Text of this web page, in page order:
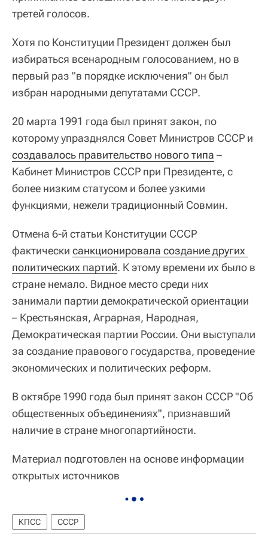
третей голосов.
Хотя по Конституции Президент должен был
избираться всенародным голосованием, но в
первый раз "в порядке исключения" он был
избран народными депутатами СССР.
20 марта 1991 года был принят закон, по
которому упразднялся Совет Министров СССР и
создавалось правительство нового типа –
Кабинет Министров СССР при Президенте, с
более низким статусом и более узкими
функциями, нежели традиционный Совмин.
Отмена 6-й статьи Конституции СССР
фактически санкционировала создание других
политических партий. К этому времени их было в
стране немало. Видное место среди них
занимали партии демократической ориентации
– Крестьянская, Аграрная, Народная,
Демократическая партии России. Они выступали
за создание правового государства, проведение
экономических и политических реформ.
В октябре 1990 года был принят закон СССР "Об
общественных объединениях", признавший
наличие в стране многопартийности.
Материал подготовлен на основе информации
открытых источников
КПСС СССР